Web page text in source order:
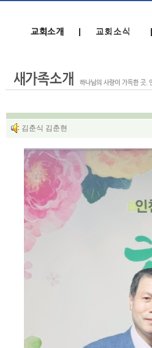
김춘식 김춘현